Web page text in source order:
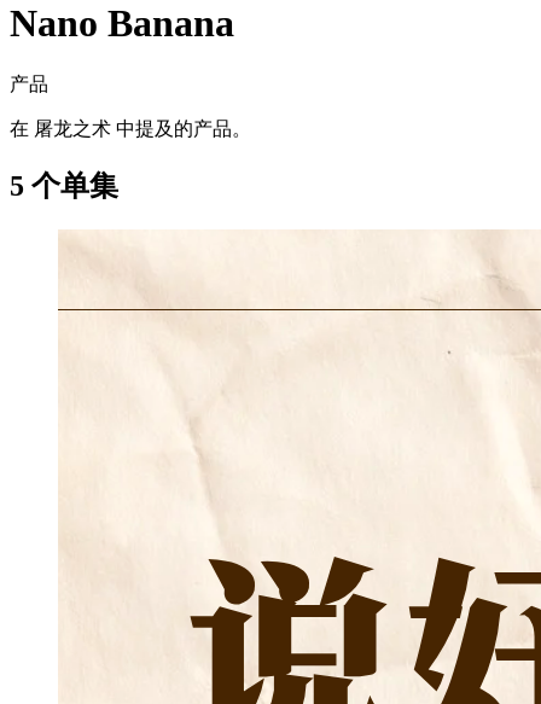
Nano Banana
产品
在 屠龙之术 中提及的产品。
5 个单集